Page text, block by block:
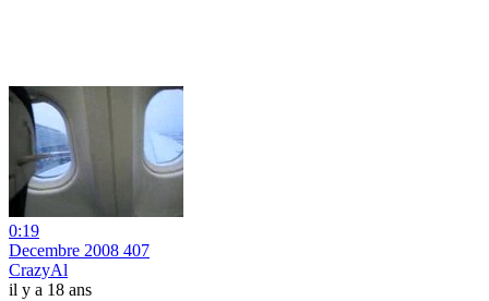
0:19
Decembre 2008 407
CrazyAl
il y a 18 ans